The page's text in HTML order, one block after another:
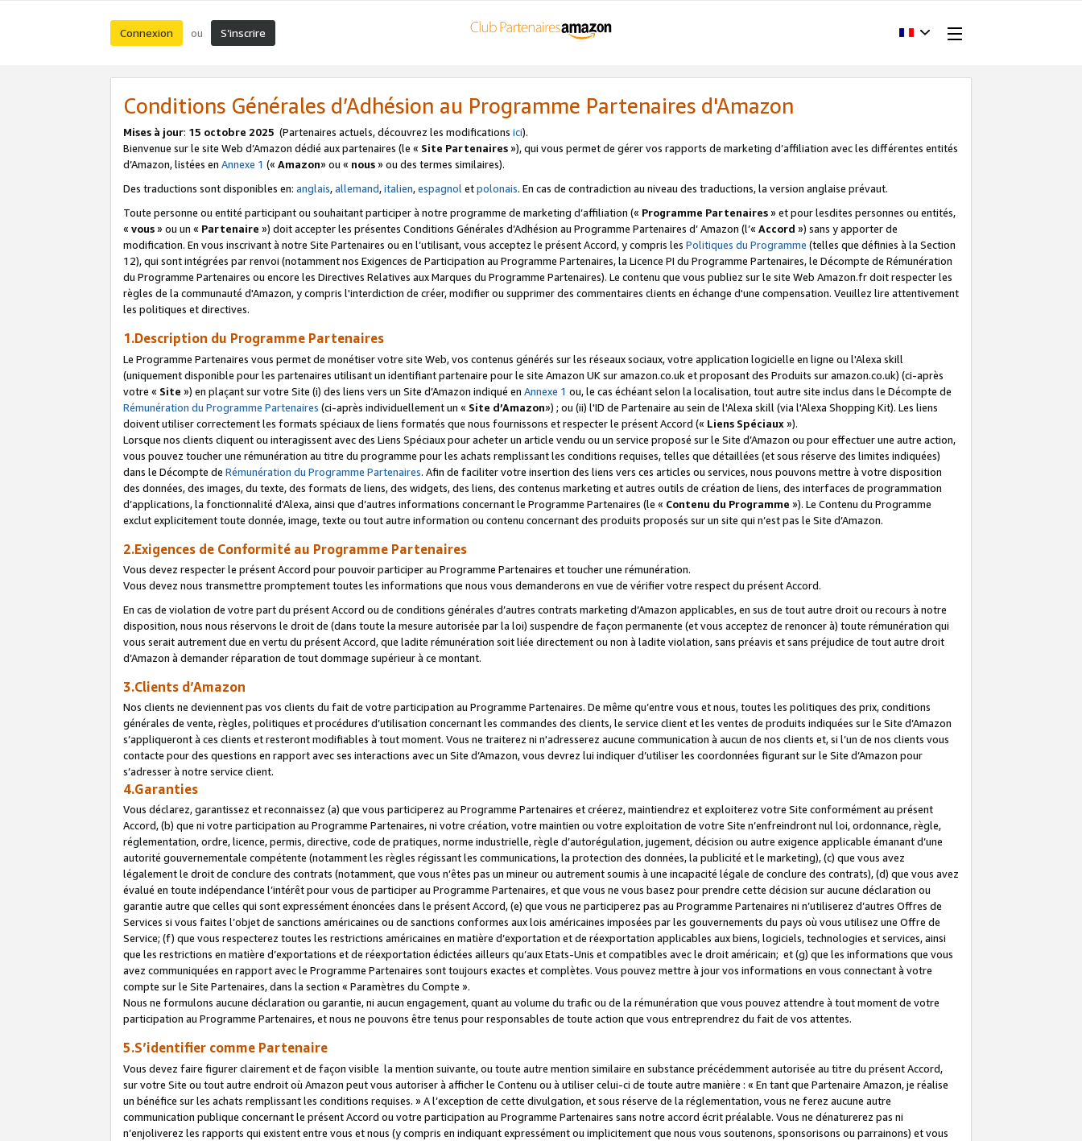
Connexion ou S’inscrire
Conditions Générales d’Adhésion au Programme Partenaires d'Amazon
Mises à jour: 15 octobre 2025 (Partenaires actuels, découvrez les modifications ici).
Bienvenue sur le site Web d’Amazon dédié aux partenaires (le « Site Partenaires»), qui vous permet de gérer vos rapports de marketing d’affiliation avec les différentes entités
d’Amazon, listées en Annexe 1 (« Amazon» ou « nous» ou des termes similaires).
Des traductions sont disponibles en: anglais,allemand,italien,espagnoletpolonais. En cas de contradiction au niveau des traductions, la version anglaise prévaut.
Toute personne ou entité participant ou souhaitant participer à notre programme de marketing d’affiliation (« Programme Partenaires» et pour lesdites personnes ou entités,
« vous» ou un « Partenaire ») doit accepter les présentes Conditions Générales d’Adhésion au Programme Partenaires d’ Amazon (l’« Accord ») sans y apporter de
modification. En vous inscrivant à notre Site Partenaires ou en l’utilisant, vous acceptez le présent Accord, y compris les Politiques du Programme (telles que définies à la Section
12), qui sont intégrées par renvoi (notamment nos Exigences de Participation au Programme Partenaires, la Licence PI du Programme Partenaires, le Décompte de Rémunération
du Programme Partenaires ou encore les Directives Relatives aux Marques du Programme Partenaires). Le contenu que vous publiez sur le site Web Amazon.fr doit respecter les
règles de la communauté d'Amazon, y compris l'interdiction de créer, modifier ou supprimer des commentaires clients en échange d'une compensation. Veuillez lire attentivement
les politiques et directives.
1.Description du Programme Partenaires
Le Programme Partenaires vous permet de monétiser votre site Web, vos contenus générés sur les réseaux sociaux, votre application logicielle en ligne ou l'Alexa skill
(uniquement disponible pour les partenaires utilisant un identifiant partenaire pour le site Amazon UK sur amazon.co.uk et proposant des Produits sur amazon.co.uk) (ci-après
votre « Site ») en plaçant sur votre Site (i) des liens vers un Site d’Amazon indiqué en Annexe 1 ou, le cas échéant selon la localisation, tout autre site inclus dans le Décompte de
Rémunération du Programme Partenaires (ci-après individuellement un « Site d’Amazon») ; ou (ii) l'ID de Partenaire au sein de l'Alexa skill (via l'Alexa Shopping Kit). Les liens
doivent utiliser correctement les formats spéciaux de liens formatés que nous fournissons et respecter le présent Accord (« Liens Spéciaux»).
Lorsque nos clients cliquent ou interagissent avec des Liens Spéciaux pour acheter un article vendu ou un service proposé sur le Site d’Amazon ou pour effectuer une autre action,
vous pouvez toucher une rémunération au titre du programme pour les achats remplissant les conditions requises, telles que détaillées (et sous réserve des limites indiquées)
dans le Décompte de Rémunération du Programme Partenaires. Afin de faciliter votre insertion des liens vers ces articles ou services, nous pouvons mettre à votre disposition
des données, des images, du texte, des formats de liens, des widgets, des liens, des contenus marketing et autres outils de création de liens, des interfaces de programmation
d’applications, la fonctionnalité d'Alexa, ainsi que d’autres informations concernant le Programme Partenaires (le « Contenu du Programme »). Le Contenu du Programme
exclut explicitement toute donnée, image, texte ou tout autre information ou contenu concernant des produits proposés sur un site qui n’est pas le Site d’Amazon.
2.Exigences de Conformité au Programme Partenaires
Vous devez respecter le présent Accord pour pouvoir participer au Programme Partenaires et toucher une rémunération.
Vous devez nous transmettre promptement toutes les informations que nous vous demanderons en vue de vérifier votre respect du présent Accord.
En cas de violation de votre part du présent Accord ou de conditions générales d’autres contrats marketing d’Amazon applicables, en sus de tout autre droit ou recours à notre
disposition, nous nous réservons le droit de (dans toute la mesure autorisée par la loi) suspendre de façon permanente (et vous acceptez de renoncer à) toute rémunération qui
vous serait autrement due en vertu du présent Accord, que ladite rémunération soit liée directement ou non à ladite violation, sans préavis et sans préjudice de tout autre droit
d’Amazon à demander réparation de tout dommage supérieur à ce montant.
3.Clients d’Amazon
Nos clients ne deviennent pas vos clients du fait de votre participation au Programme Partenaires. De même qu’entre vous et nous, toutes les politiques des prix, conditions
générales de vente, règles, politiques et procédures d’utilisation concernant les commandes des clients, le service client et les ventes de produits indiquées sur le Site d’Amazon
s’appliqueront à ces clients et resteront modifiables à tout moment. Vous ne traiterez ni n'adresserez aucune communication à aucun de nos clients et, si l’un de nos clients vous
contacte pour des questions en rapport avec ses interactions avec un Site d’Amazon, vous devrez lui indiquer d’utiliser les coordonnées figurant sur le Site d’Amazon pour
s’adresser à notre service client.
4.Garanties
Vous déclarez, garantissez et reconnaissez (a) que vous participerez au Programme Partenaires et créerez, maintiendrez et exploiterez votre Site conformément au présent
Accord, (b) que ni votre participation au Programme Partenaires, ni votre création, votre maintien ou votre exploitation de votre Site n’enfreindront nul loi, ordonnance, règle,
réglementation, ordre, licence, permis, directive, code de pratiques, norme industrielle, règle d’autorégulation, jugement, décision ou autre exigence applicable émanant d’une
autorité gouvernementale compétente (notamment les règles régissant les communications, la protection des données, la publicité et le marketing), (c) que vous avez
légalement le droit de conclure des contrats (notamment, que vous n’êtes pas un mineur ou autrement soumis à une incapacité légale de conclure des contrats), (d) que vous avez
évalué en toute indépendance l’intérêt pour vous de participer au Programme Partenaires, et que vous ne vous basez pour prendre cette décision sur aucune déclaration ou
garantie autre que celles qui sont expressément énoncées dans le présent Accord, (e) que vous ne participerez pas au Programme Partenaires ni n’utiliserez d’autres Offres de
Services si vous faites l’objet de sanctions américaines ou de sanctions conformes aux lois américaines imposées par les gouvernements du pays où vous utilisez une Offre de
Service; (f) que vous respecterez toutes les restrictions américaines en matière d’exportation et de réexportation applicables aux biens, logiciels, technologies et services, ainsi
que les restrictions en matière d’exportations et de réexportation édictées ailleurs qu’aux Etats-Unis et compatibles avec le droit américain; et (g) que les informations que vous
avez communiquées en rapport avec le Programme Partenaires sont toujours exactes et complètes. Vous pouvez mettre à jour vos informations en vous connectant à votre
compte sur le Site Partenaires, dans la section « Paramètres du Compte ».
Nous ne formulons aucune déclaration ou garantie, ni aucun engagement, quant au volume du trafic ou de la rémunération que vous pouvez attendre à tout moment de votre
participation au Programme Partenaires, et nous ne pouvons être tenus pour responsables de toute action que vous entreprendrez du fait de vos attentes.
5.S’identifier comme Partenaire
Vous devez faire figurer clairement et de façon visible la mention suivante, ou toute autre mention similaire en substance précédemment autorisée au titre du présent Accord,
sur votre Site ou tout autre endroit où Amazon peut vous autoriser à afficher le Contenu ou à utiliser celui-ci de toute autre manière : « En tant que Partenaire Amazon, je réalise
un bénéfice sur les achats remplissant les conditions requises. » A l’exception de cette divulgation, et sous réserve de la réglementation, vous ne ferez aucune autre
communication publique concernant le présent Accord ou votre participation au Programme Partenaires sans notre accord écrit préalable. Vous ne dénaturerez pas ni
n’enjoliverez les rapports qui existent entre vous et nous (y compris en indiquant expressément ou implicitement que nous vous soutenons, sponsorisons ou parrainons) et vous